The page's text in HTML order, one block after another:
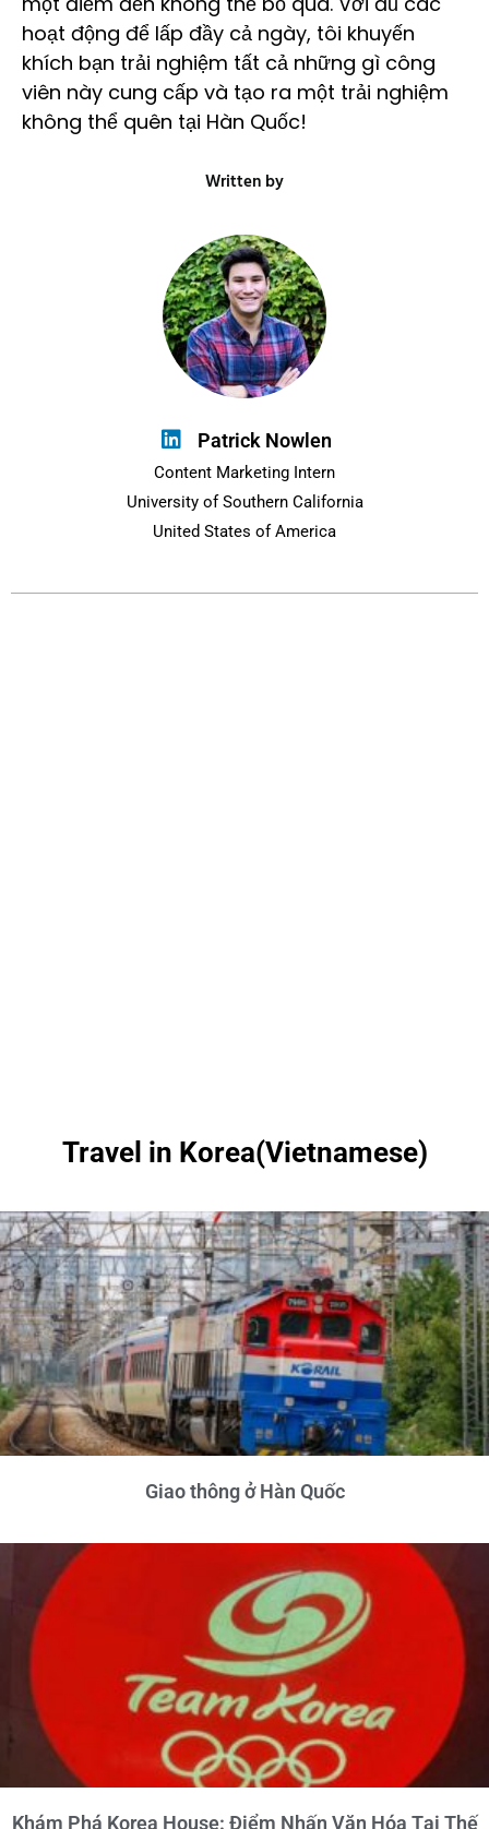
hoạt động để lấp đầy cả ngày, tôi khuyến
khích bạn trải nghiệm tất cả những gì công
viên này cung cấp và tạo ra một trải nghiệm
không thể quên tại Hàn Quốc!
Written by
Patrick Nowlen
Content Marketing Intern
University of Southern California
United States of America
Travel in Korea(Vietnamese)
Giao thông ở Hàn Quốc
Khám Phá Korea House: Điểm Nhấn Văn Hóa Tại Thế